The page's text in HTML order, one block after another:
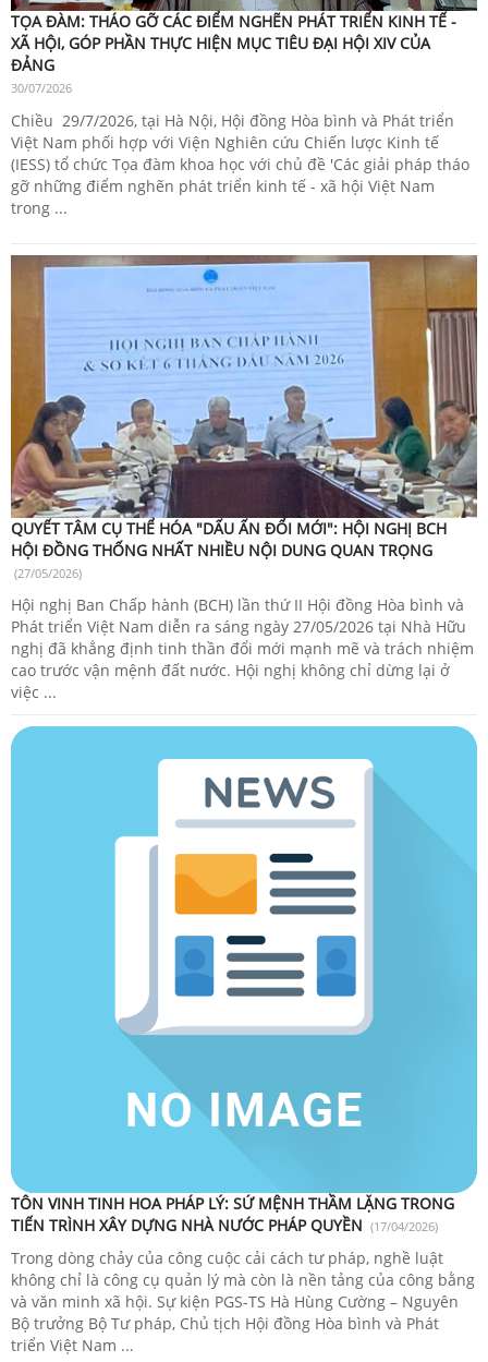
TỌA ĐÀM: THÁO GỠ CÁC ĐIỂM NGHẼN PHÁT TRIỂN KINH TẾ -
XÃ HỘI, GÓP PHẦN THỰC HIỆN MỤC TIÊU ĐẠI HỘI XIV CỦA
ĐẢNG
30/07/2026
Chiều 29/7/2026, tại Hà Nội, Hội đồng Hòa bình và Phát triển
Việt Nam phối hợp với Viện Nghiên cứu Chiến lược Kinh tế
(IESS) tổ chức Tọa đàm khoa học với chủ đề 'Các giải pháp tháo
gỡ những điểm nghẽn phát triển kinh tế - xã hội Việt Nam
trong ...
QUYẾT TÂM CỤ THỂ HÓA "DẤU ẤN ĐỔI MỚI": HỘI NGHỊ BCH
HỘI ĐỒNG THỐNG NHẤT NHIỀU NỘI DUNG QUAN TRỌNG
(27/05/2026)
Hội nghị Ban Chấp hành (BCH) lần thứ II Hội đồng Hòa bình và
Phát triển Việt Nam diễn ra sáng ngày 27/05/2026 tại Nhà Hữu
nghị đã khẳng định tinh thần đổi mới mạnh mẽ và trách nhiệm
cao trước vận mệnh đất nước. Hội nghị không chỉ dừng lại ở
việc ...
TÔN VINH TINH HOA PHÁP LÝ: SỨ MỆNH THẦM LẶNG TRONG
TIẾN TRÌNH XÂY DỰNG NHÀ NƯỚC PHÁP QUYỀN (17/04/2026)
Trong dòng chảy của công cuộc cải cách tư pháp, nghề luật
không chỉ là công cụ quản lý mà còn là nền tảng của công bằng
và văn minh xã hội. Sự kiện PGS-TS Hà Hùng Cường – Nguyên
Bộ trưởng Bộ Tư pháp, Chủ tịch Hội đồng Hòa bình và Phát
triển Việt Nam ...